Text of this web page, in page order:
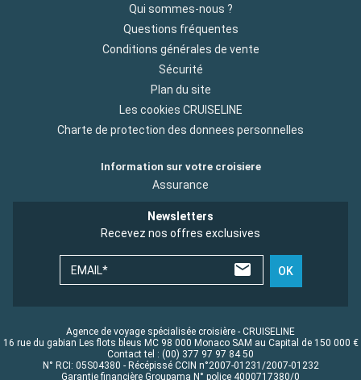
Qui sommes-nous ?
Questions fréquentes
Conditions générales de vente
Sécurité
Plan du site
Les cookies CRUISELINE
Charte de protection des donnees personnelles
Information sur votre croisiere
Assurance
Newsletters
Recevez nos offres exclusives
EMAIL* OK
Agence de voyage spécialisée croisière - CRUISELINE
16 rue du gabian Les flots bleus MC 98 000 Monaco SAM au Capital de 150 000 €
Contact tel : (00) 377 97 97 84 50
N° RCI: 05S04380 - Récépissé CCIN n°2007-01231/2007-01232
Garantie financière Groupama N° police 4000717380/0